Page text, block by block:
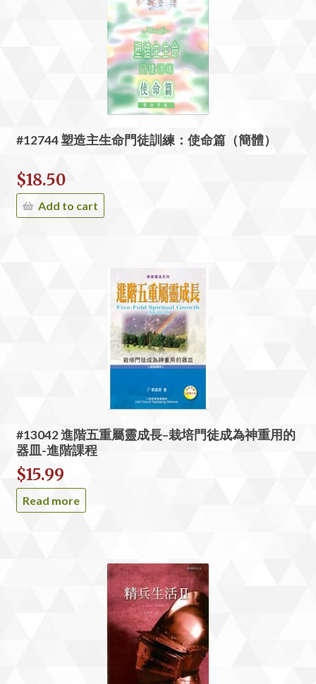
#12744 塑造主生命門徒訓練：使命篇（簡體）
$18.50
Add to cart
#13042 進階五重屬靈成長–栽培門徒成為神重用的
器皿-進階課程
$15.99
Read more